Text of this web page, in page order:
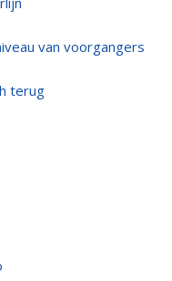
van voorgangers
terug